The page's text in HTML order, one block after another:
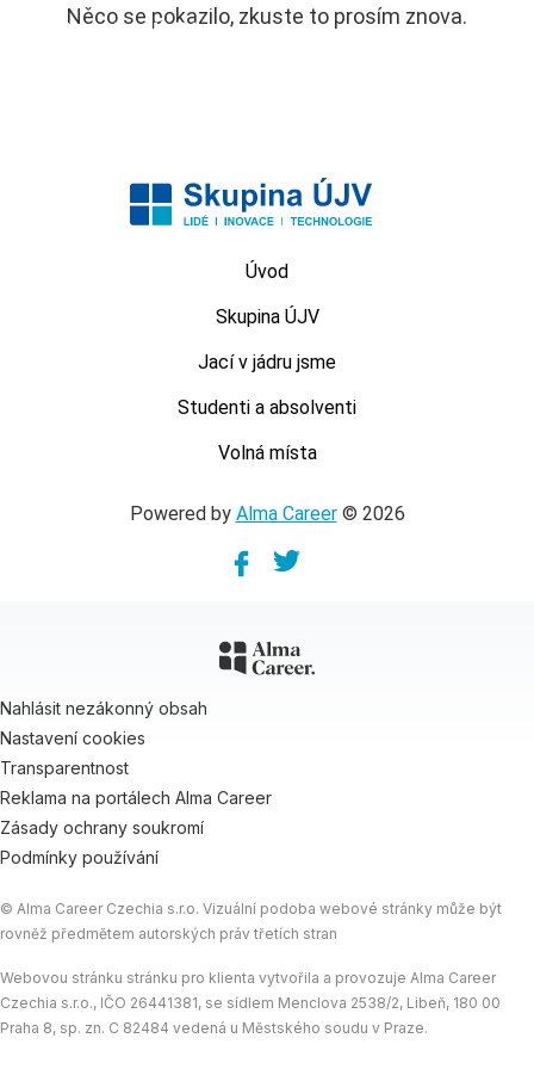
Něco se pokazilo, zkuste to prosím znova.
Úvod
Skupina ÚJV
Jací v jádru jsme
Studenti a absolventi
Volná místa
Powered by Alma Career© 2026
Facebook
Twitter
Nahlásit nezákonný obsah
Nastavení cookies
Transparentnost
Reklama na portálech Alma Career
Zásady ochrany soukromí
Podmínky používání
© Alma Career Czechia s.r.o. Vizuální podoba webové stránky může být
rovněž předmětem autorských práv třetích stran
Webovou stránku stránku pro klienta vytvořila a provozuje Alma Career
Czechia s.r.o., IČO 26441381, se sídlem Menclova 2538/2, Libeň, 180 00
Praha 8, sp. zn. C 82484 vedená u Městského soudu v Praze.